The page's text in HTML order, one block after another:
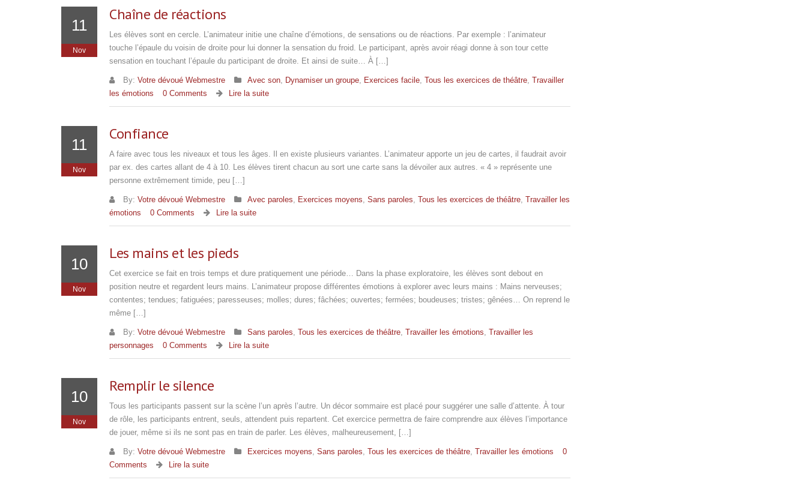
11
Nov
Chaîne de réactions
Les élèves sont en cercle. L’animateur initie une chaîne d’émotions, de sensations ou de réactions. Par exemple : l’animateur
touche l’épaule du voisin de droite pour lui donner la sensation du froid. Le participant, après avoir réagi donne à son tour cette
sensation en touchant l’épaule du participant de droite. Et ainsi de suite… À […]
By: Votre dévoué Webmestre Avec son, Dynamiser un groupe, Exercices facile, Tous les exercices de théâtre, Travailler
les émotions
0 Comments Lire la suite
11
Nov
Confiance
A faire avec tous les niveaux et tous les âges. Il en existe plusieurs variantes. L’animateur apporte un jeu de cartes, il faudrait avoir
par ex. des cartes allant de 4 à 10. Les élèves tirent chacun au sort une carte sans la dévoiler aux autres. « 4 » représente une
personne extrêmement timide, peu […]
By: Votre dévoué Webmestre Avec paroles, Exercices moyens, Sans paroles, Tous les exercices de théâtre, Travailler les
émotions
0 Comments Lire la suite
10
Nov
Les mains et les pieds
Cet exercice se fait en trois temps et dure pratiquement une période… Dans la phase exploratoire, les élèves sont debout en
position neutre et regardent leurs mains. L’animateur propose différentes émotions à explorer avec leurs mains : Mains nerveuses;
contentes; tendues; fatiguées; paresseuses; molles; dures; fâchées; ouvertes; fermées; boudeuses; tristes; gênées… On reprend le
même […]
By: Votre dévoué Webmestre Sans paroles, Tous les exercices de théâtre, Travailler les émotions, Travailler les
personnages
0 Comments Lire la suite
10
Nov
Remplir le silence
Tous les participants passent sur la scène l’un après l’autre. Un décor sommaire est placé pour suggérer une salle d’attente. À tour
de rôle, les participants entrent, seuls, attendent puis repartent. Cet exercice permettra de faire comprendre aux élèves l’importance
de jouer, même si ils ne sont pas en train de parler. Les élèves, malheureusement, […]
By: Votre dévoué Webmestre Exercices moyens, Sans paroles, Tous les exercices de théâtre, Travailler les émotions
0
Comments
Lire la suite